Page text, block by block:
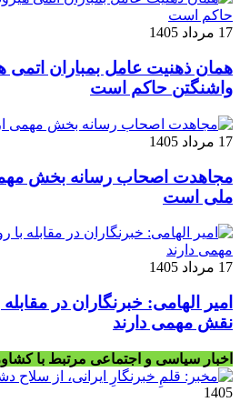
17 مرداد 1405
همان ذهنیت عامل بمباران اتمی
واشنگتن حاکم است
17 مرداد 1405
مجاهدت اصحاب رسانه بخش
ملی است
17 مرداد 1405
امیر الهامی: خبرنگاران در
نقش مهمی دارند
اخبار سیاسی و اجتماعی مرتبط با
1405